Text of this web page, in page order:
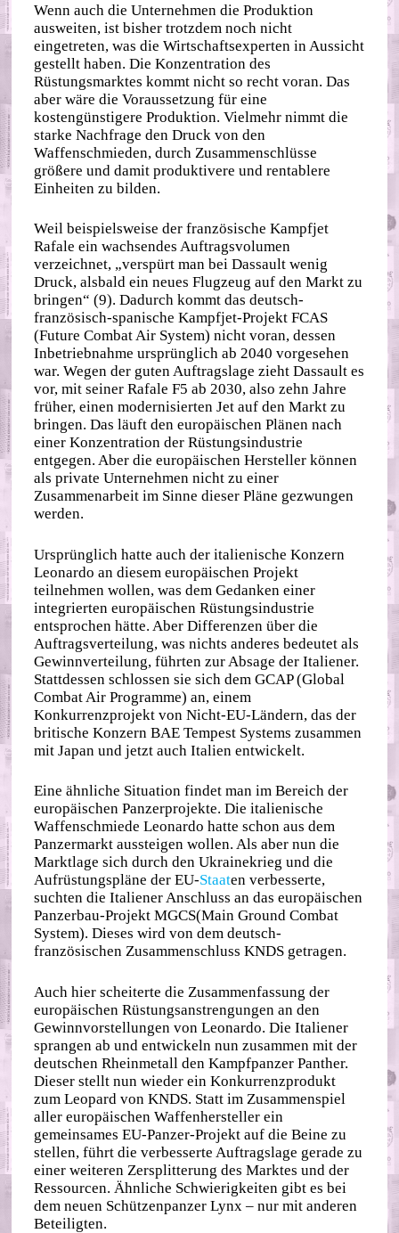
Wenn auch die Unternehmen die Produktion
ausweiten, ist bisher trotzdem noch nicht
eingetreten, was die Wirtschaftsexperten in Aussicht
gestellt haben. Die Konzentration des
Rüstungsmarktes kommt nicht so recht voran. Das
aber wäre die Voraussetzung für eine
kostengünstigere Produktion. Vielmehr nimmt die
starke Nachfrage den Druck von den
Waffenschmieden, durch Zusammenschlüsse
größere und damit produktivere und rentablere
Einheiten zu bilden.
Weil beispielsweise der französische Kampfjet
Rafale ein wachsendes Auftragsvolumen
verzeichnet, „verspürt man bei Dassault wenig
Druck, alsbald ein neues Flugzeug auf den Markt zu
bringen“ (9). Dadurch kommt das deutsch-
französisch-spanische Kampfjet-Projekt FCAS
(Future Combat Air System) nicht voran, dessen
Inbetriebnahme ursprünglich ab 2040 vorgesehen
war. Wegen der guten Auftragslage zieht Dassault es
vor, mit seiner Rafale F5 ab 2030, also zehn Jahre
früher, einen modernisierten Jet auf den Markt zu
bringen. Das läuft den europäischen Plänen nach
einer Konzentration der Rüstungsindustrie
entgegen. Aber die europäischen Hersteller können
als private Unternehmen nicht zu einer
Zusammenarbeit im Sinne dieser Pläne gezwungen
werden.
Ursprünglich hatte auch der italienische Konzern
Leonardo an diesem europäischen Projekt
teilnehmen wollen, was dem Gedanken einer
integrierten europäischen Rüstungsindustrie
entsprochen hätte. Aber Differenzen über die
Auftragsverteilung, was nichts anderes bedeutet als
Gewinnverteilung, führten zur Absage der Italiener.
Stattdessen schlossen sie sich dem GCAP (Global
Combat Air Programme) an, einem
Konkurrenzprojekt von Nicht-EU-Ländern, das der
britische Konzern BAE Tempest Systems zusammen
mit Japan und jetzt auch Italien entwickelt.
Eine ähnliche Situation findet man im Bereich der
europäischen Panzerprojekte. Die italienische
Waffenschmiede Leonardo hatte schon aus dem
Panzermarkt aussteigen wollen. Als aber nun die
Marktlage sich durch den Ukrainekrieg und die
Aufrüstungspläne der EU-Staaten verbesserte,
suchten die Italiener Anschluss an das europäischen
Panzerbau-Projekt MGCS(Main Ground Combat
System). Dieses wird von dem deutsch-
französischen Zusammenschluss KNDS getragen.
Auch hier scheiterte die Zusammenfassung der
europäischen Rüstungsanstrengungen an den
Gewinnvorstellungen von Leonardo. Die Italiener
sprangen ab und entwickeln nun zusammen mit der
deutschen Rheinmetall den Kampfpanzer Panther.
Dieser stellt nun wieder ein Konkurrenzprodukt
zum Leopard von KNDS. Statt im Zusammenspiel
aller europäischen Waffenhersteller ein
gemeinsames EU-Panzer-Projekt auf die Beine zu
stellen, führt die verbesserte Auftragslage gerade zu
einer weiteren Zersplitterung des Marktes und der
Ressourcen. Ähnliche Schwierigkeiten gibt es bei
dem neuen Schützenpanzer Lynx – nur mit anderen
Beteiligten.